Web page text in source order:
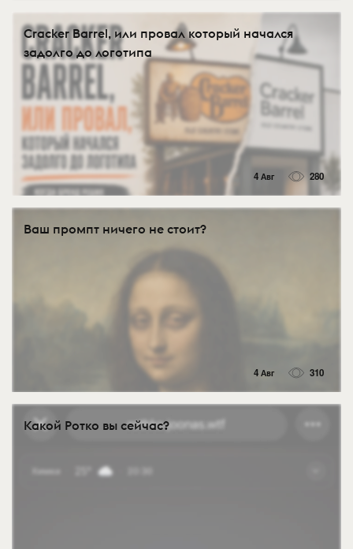
Cracker Barrel, или провал который начался
задолго до логотипа
4 Авг 280
Ваш промпт ничего не стоит?
4 Авг 310
Какой Ротко вы сейчас?